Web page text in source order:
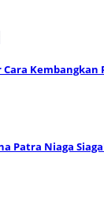
Kembangkan
Patra Niaga